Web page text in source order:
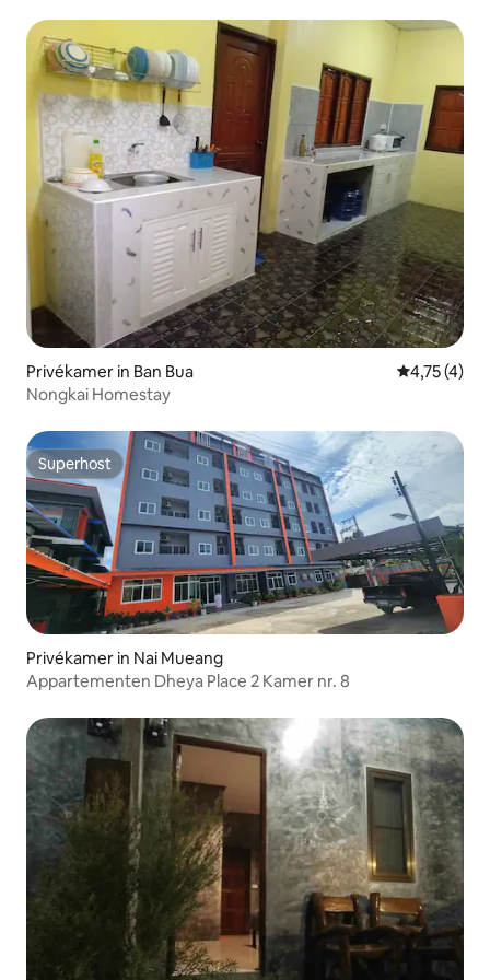
Privékamer in Ban Bua
4,75 (4)
Nongkai Homestay
Superhost
Superhost
Privékamer in Nai Mueang
Appartementen Dheya Place 2 Kamer nr. 8